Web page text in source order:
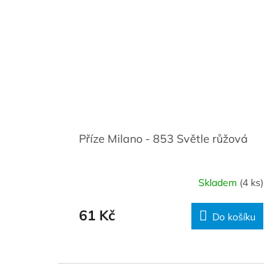
Příze Milano - 853 Světle růžová
Skladem (4 ks)
61 Kč Do košíku